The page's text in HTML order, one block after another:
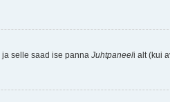
selle saad ise panna Juhtpaneeli alt (kui